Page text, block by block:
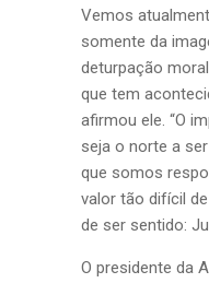
Vemos
somente da
deturpação
que tem
afirmou ele. “O
seja o norte a
que somos
valor tão difícil
de ser sentido:
O presidente da